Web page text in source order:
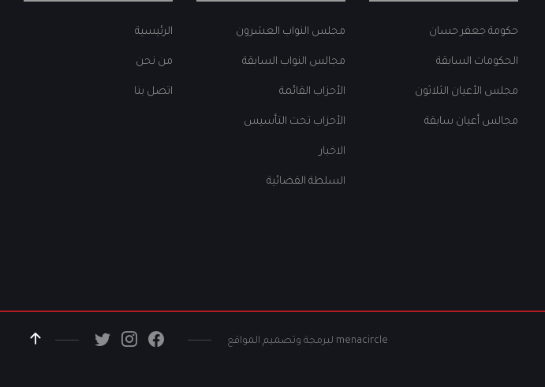
حكومة جعفر حسان
الحكومات السابقة
مجلس الأعيان الثلاثون
مجالس أعيان سابقة
مجلس النواب العشرون
مجالس النواب السابقة
الأحزاب القائمة
الأحزاب تحت التأسيس
الاخبار
السلطة القضائية
الرئيسية
من نحن
اتصل بنا
menacircle ل برمجة وتصميم المواقع